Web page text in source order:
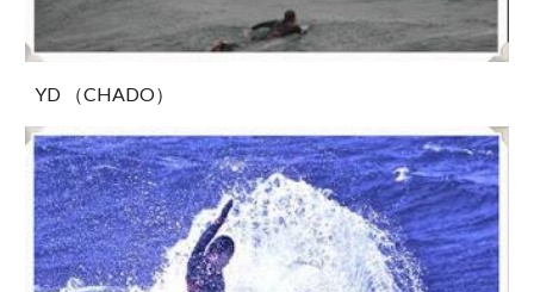
YD （CHADO）